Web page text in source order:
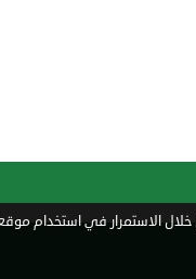
الاستمرار في استخدام